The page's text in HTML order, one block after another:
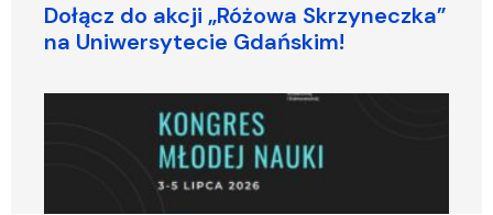
Dołącz do akcji „Różowa Skrzyneczka”
na Uniwersytecie Gdańskim!